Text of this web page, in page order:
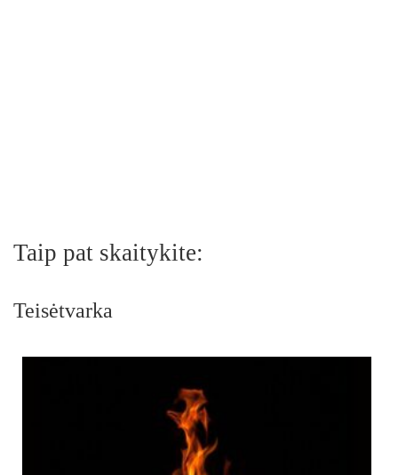
Taip pat skaitykite:
Teisėtvarka